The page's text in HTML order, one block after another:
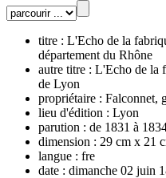
titre : L'Echo de la
département du Rhône
autre titre : L'Echo de la
de Lyon
propriétaire : Falconnet,
lieu d'édition : Lyon
parution : de 1831 à
dimension : 29 cm x 21
langue : fre
date : dimanche 02 juin